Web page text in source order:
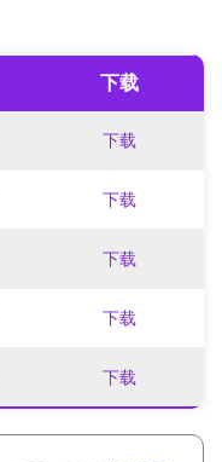
下载
下载
下载
下载
下载
下载